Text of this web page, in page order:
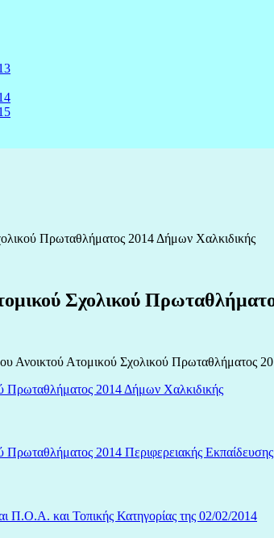
Πρωταθλήματος 2014 Δήμων Χαλκιδικής
Σχολικού
Ατομικού Σχολικού Πρωταθλήματος
Πρωταθλήματος 2014 Δήμων Χαλκιδικής
2014 Περιφερειακής
Π.Ο.Α. και Τοπικής Κατηγορίας της 02/02/2014